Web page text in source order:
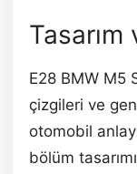
E28 BMW M5
çizgileri ve
otomobil
bölüm